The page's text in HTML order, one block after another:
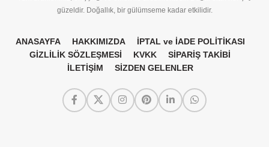
güzeldir. Doğallık, bir gülümseme kadar etkilidir.
ANASAYFA HAKKIMIZDA
İPTAL ve İADE POLİTİKASI
GİZLİLİK SÖZLEŞMESİ
KVKK
SİPARİŞ TAKİBİ
İLETİŞİM
SİZDEN GELENLER